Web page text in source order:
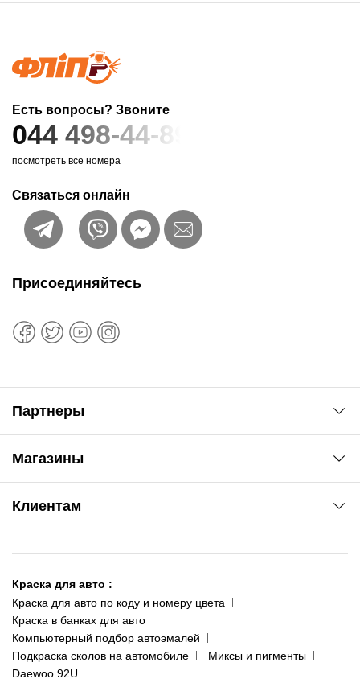
Есть вопросы? Звоните
044 498-44-89
посмотреть все номера
Связаться онлайн
Магазины
ул. Рабочая, 2-а
093 611-39-23
(ориентир: Интайм №40)
Одесса
пр-т Акад. Глушко, 29
066 554-97-70
Клиентам
Доставка и оплата
Сотрудничество
Наши публикации
Публичная оферта
Политика конфиденциальности
Присоединяйтесь
Партнеры
Сервис колористам
Краска для авто :
Краска для авто по коду и номеру цвета
Краска в банках для авто
Компьютерный подбор автоэмалей
Подкраска сколов на автомобиле
Миксы и пигменты
Daewoo 92U